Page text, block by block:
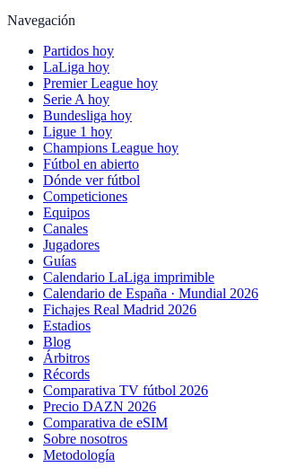
Navegación
Partidos hoy
LaLiga hoy
Premier League hoy
Serie A hoy
Bundesliga hoy
Ligue 1 hoy
Champions League hoy
Fútbol en abierto
Dónde ver fútbol
Competiciones
Equipos
Canales
Jugadores
Guías
Calendario LaLiga imprimible
Calendario de España · Mundial 2026
Fichajes Real Madrid 2026
Estadios
Blog
Árbitros
Récords
Comparativa TV fútbol 2026
Precio DAZN 2026
Comparativa de eSIM
Sobre nosotros
Metodología